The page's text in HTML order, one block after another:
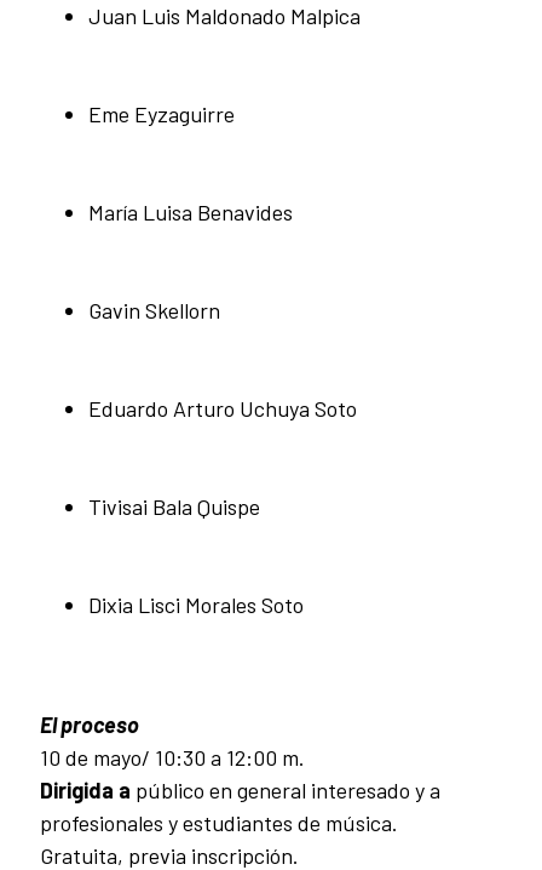
Juan Luis Maldonado Malpica
Eme Eyzaguirre
María Luisa Benavides
Gavin Skellorn
Eduardo Arturo Uchuya Soto
Tivisai Bala Quispe
Dixia Lisci Morales Soto
El proceso
10 de mayo/ 10:30 a 12:00 m.
Dirigida a público en general interesado y a
profesionales y estudiantes de música.
Gratuita, previa inscripción.